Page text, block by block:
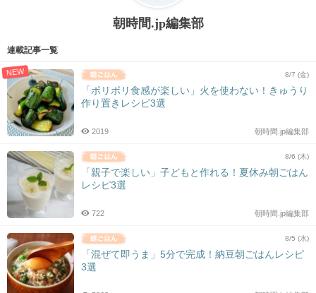
朝時間.jp編集部
連載記事一覧
NEW 8/7 (金)
「ポリポリ食感が楽しい」火を使わない！きゅうり
作り置きレシピ3選
朝時間.jp編集部
2019
8/6 (木)
「親子で楽しい」子どもと作れる！夏休み朝ごはん
レシピ3選
朝時間.jp編集部
722
8/5 (水)
「混ぜて即うま」5分で完成！納豆朝ごはんレシピ
3選